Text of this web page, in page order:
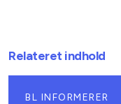
Relateret indhold
BL INFORMERER